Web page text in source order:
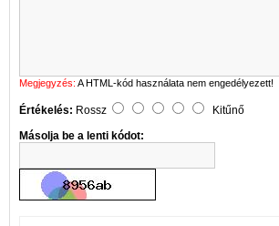
Megjegyzés: A HTML-kód használata nem engedélyezett!
Értékelés: Rossz
Kitűnő
Másolja be a lenti kódot: